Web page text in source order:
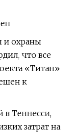
и охраны
что все
«Титан»
к
в Теннесси,
затрат на